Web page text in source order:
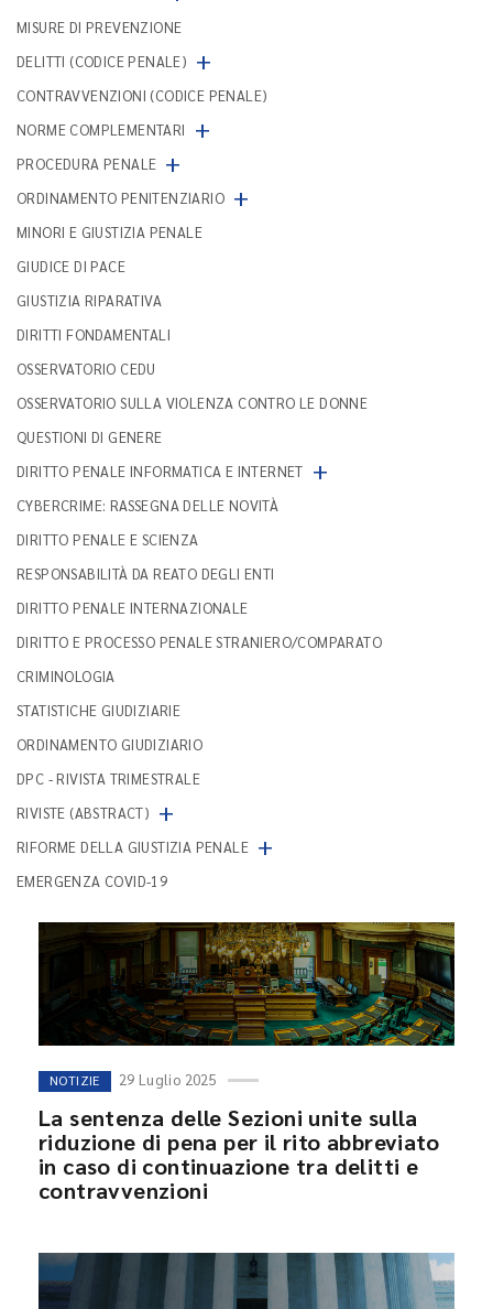
MISURE DI PREVENZIONE
DELITTI (CODICE PENALE) +
CONTRAVVENZIONI (CODICE PENALE)
NORME COMPLEMENTARI
+
PROCEDURA PENALE +
ORDINAMENTO PENITENZIARIO +
MINORI E GIUSTIZIA PENALE
GIUDICE DI PACE
GIUSTIZIA RIPARATIVA
DIRITTI FONDAMENTALI
OSSERVATORIO CEDU
OSSERVATORIO SULLA VIOLENZA CONTRO LE DONNE
QUESTIONI DI GENERE
DIRITTO PENALE INFORMATICA E INTERNET +
CYBERCRIME: RASSEGNA DELLE NOVITÀ
DIRITTO PENALE E SCIENZA
RESPONSABILITÀ DA REATO DEGLI ENTI
DIRITTO PENALE INTERNAZIONALE
DIRITTO E PROCESSO PENALE STRANIERO/COMPARATO
CRIMINOLOGIA
STATISTICHE GIUDIZIARIE
ORDINAMENTO GIUDIZIARIO
DPC - RIVISTA TRIMESTRALE
RIVISTE (ABSTRACT) +
RIFORME DELLA GIUSTIZIA PENALE +
EMERGENZA COVID-19
NOTIZIE 29 Luglio 2025
La sentenza delle Sezioni unite sulla
riduzione di pena per il rito abbreviato
in caso di continuazione tra delitti e
contravvenzioni